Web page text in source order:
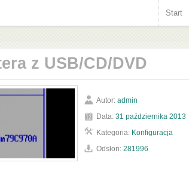
Start
z USB/CD/DVD
Autor: admin
Data: 31 października 2013
Kategoria: Konfiguracja
Odsłon: 281996